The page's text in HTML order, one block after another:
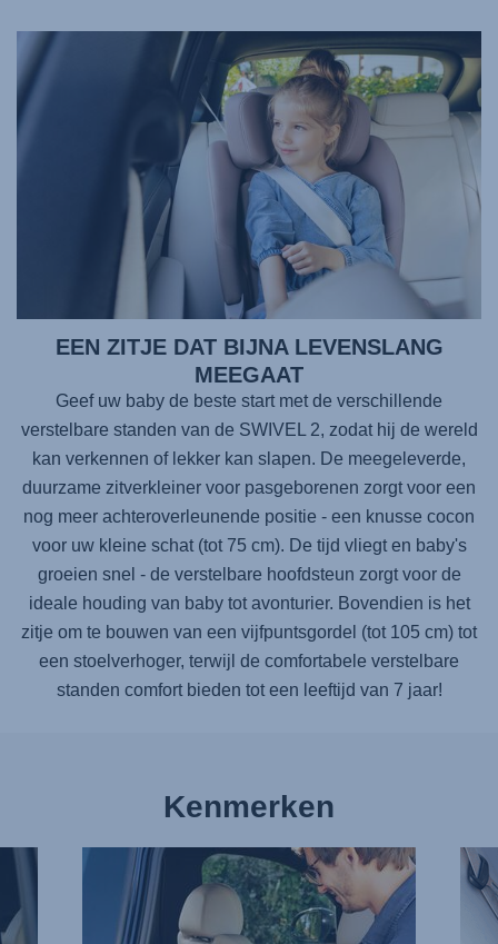
EEN ZITJE DAT BIJNA LEVENSLANG
MEEGAAT
Geef uw baby de beste start met de verschillende
verstelbare standen van de SWIVEL 2, zodat hij de wereld
kan verkennen of lekker kan slapen. De meegeleverde,
duurzame zitverkleiner voor pasgeborenen zorgt voor een
nog meer achteroverleunende positie - een knusse cocon
voor uw kleine schat (tot 75 cm). De tijd vliegt en baby's
groeien snel - de verstelbare hoofdsteun zorgt voor de
ideale houding van baby tot avonturier. Bovendien is het
zitje om te bouwen van een vijfpuntsgordel (tot 105 cm) tot
een stoelverhoger, terwijl de comfortabele verstelbare
standen comfort bieden tot een leeftijd van 7 jaar!
Kenmerken
MOEITELOOS
VASTGESPEN,